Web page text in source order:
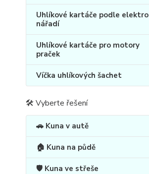
Uhlíkové kartáče podle elektro
nářadí
Uhlíkové kartáče pro motory
praček
Víčka uhlíkových šachet
🛠 Vyberte řešení
🚗 Kuna v autě
🏠 Kuna na půdě
🛡️ Kuna ve střeše